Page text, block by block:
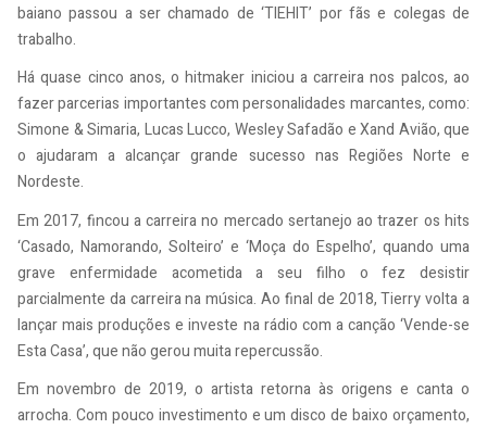
baiano passou a ser chamado de ‘TIEHIT’ por fãs e colegas de
trabalho.
Há quase cinco anos, o hitmaker iniciou a carreira nos palcos, ao
fazer parcerias importantes com personalidades marcantes, como:
Simone & Simaria, Lucas Lucco, Wesley Safadão e Xand Avião, que
o ajudaram a alcançar grande sucesso nas Regiões Norte e
Nordeste.
Em 2017, fincou a carreira no mercado sertanejo ao trazer os hits
‘Casado, Namorando, Solteiro’ e ‘Moça do Espelho’, quando uma
grave enfermidade acometida a seu filho o fez desistir
parcialmente da carreira na música. Ao final de 2018, Tierry volta a
lançar mais produções e investe na rádio com a canção ‘Vende-se
Esta Casa’, que não gerou muita repercussão.
Em novembro de 2019, o artista retorna às origens e canta o
arrocha. Com pouco investimento e um disco de baixo orçamento,